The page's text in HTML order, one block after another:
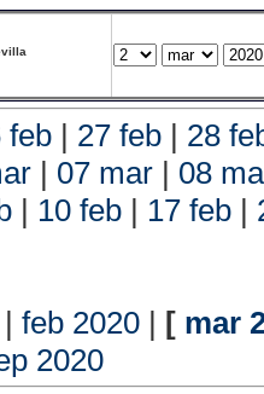
feb | 27 feb | 28
| 07 mar | 08
| 10 feb | 17 feb |
| feb 2020 | [ mar
2020